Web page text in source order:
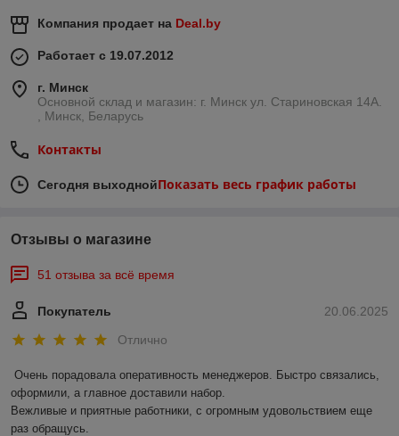
Компания продает на Deal.by
Работает с 19.07.2012
г. Минск
Основной склад и магазин: г. Минск ул. Стариновская 14А.
, Минск, Беларусь
Контакты
Сегодня выходнойПоказать весь график работы
Отзывы о магазине
51 отзыва за всё время
20.06.2025
Покупатель
Отлично
Очень порадовала оперативность менеджеров. Быстро связались,
оформили, а главное доставили набор.
Вежливые и приятные работники, с огромным удовольствием еще
раз обращусь.